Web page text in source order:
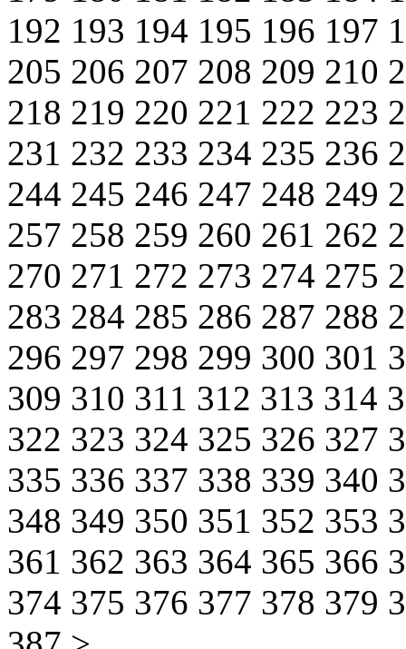
192 193 194 195 196 197
205 206 207 208 209 210
218 219 220 221 222 223
231 232 233 234 235 236
244 245 246 247 248 249
257 258 259 260 261 262
270 271 272 273 274 275
283 284 285 286 287 288
296 297 298 299 300 301
309 310 311 312 313 314
322 323 324 325 326 327
335 336 337 338 339 340
348 349 350 351 352 353
361 362 363 364 365 366
374 375 376 377 378 379